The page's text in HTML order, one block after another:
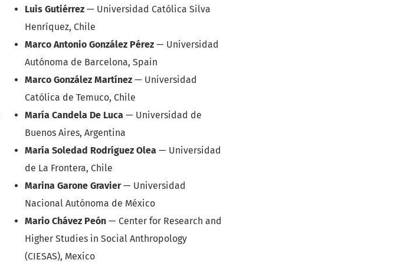
Luis Gutiérrez — Universidad Católica Silva
Henríquez, Chile
Marco Antonio González Pérez — Universidad
Autónoma de Barcelona, Spain
Marco González Martínez — Universidad
Católica de Temuco, Chile
María Candela De Luca — Universidad de
Buenos Aires, Argentina
María Soledad Rodríguez Olea — Universidad
de La Frontera, Chile
Marina Garone Gravier— Universidad
Nacional Autónoma de México
Mario Chávez Peón — Center for Research and
Higher Studies in Social Anthropology
(CIESAS), Mexico